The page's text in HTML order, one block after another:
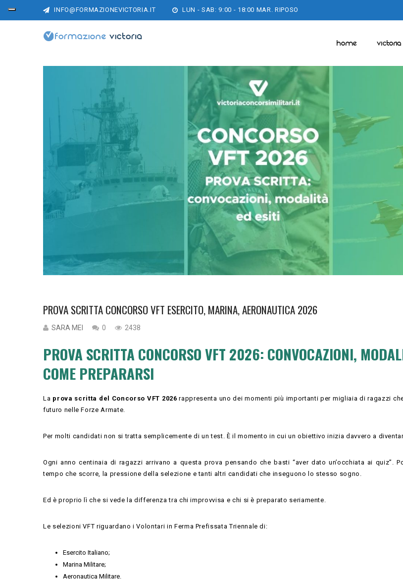
INFO@FORMAZIONEVICTORIA.IT LUN - SAB: 9:00 - 18:00 MAR. RIPOSO
HOME
PROVA SCRITTA CONCORSO VFT ESERCITO, MARINA, AERONAUTICA 2026
SARA MEI 0 2438
PROVA SCRITTA CONCORSO VFT 2026: CONVOCAZIONI,
COME PREPARARSI
La prova scritta del Concorso VFT 2026 rappresenta uno dei momenti più importanti per migliaia di ragazzi
futuro nelle Forze Armate.
Per molti candidati non si tratta semplicemente di un test. È il momento in cui un obiettivo inizia davvero a
Ogni anno centinaia di ragazzi arrivano a questa prova pensando che basti “aver dato un’occhiata ai quiz”.
tempo che scorre, la pressione della selezione e tanti altri candidati che inseguono lo stesso sogno.
Ed è proprio lì che si vede la differenza tra chi improvvisa e chi si è preparato seriamente.
Le selezioni VFT riguardano i Volontari in Ferma Prefissata Triennale di:
Esercito Italiano;
Marina Militare;
Aeronautica Militare.